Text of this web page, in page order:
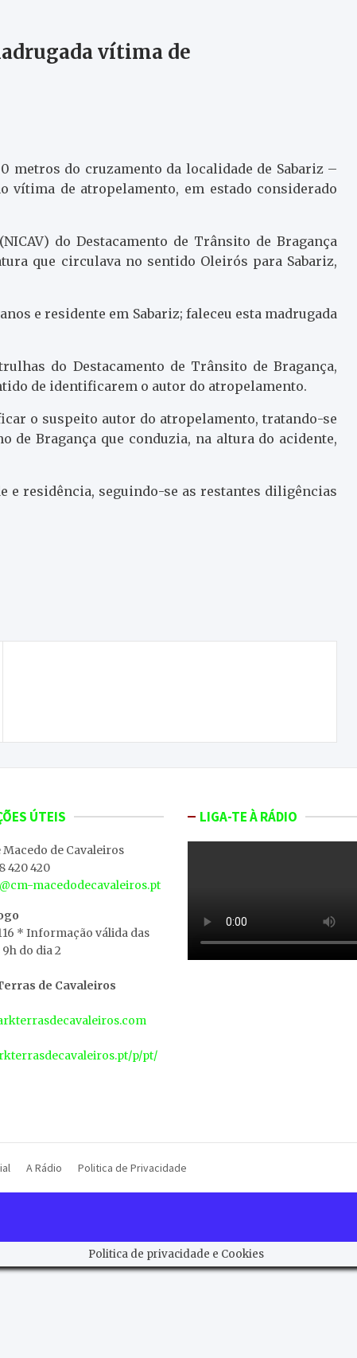
vítima de
metros do cruzamento da localidade de Sabariz –
vítima de atropelamento, em estado considerado
do Destacamento de Trânsito de Bragança
que circulava no sentido Oleirós para Sabariz,
e residente em Sabariz; faleceu esta madrugada
do Destacamento de Trânsito de Bragança,
de identificarem o autor do atropelamento.
o suspeito autor do atropelamento, tratando-se
de Bragança que conduzia, na altura do acidente,
residência, seguindo-se as restantes diligências
ÚTEIS
de Cavaleiros
420 420
macedodecavaleiros.pt
* Informação válida das
9h do dia 2
de Cavaleiros
p/pt/
LIGA-TE À RÁDIO
A Rádio Politica de Privacidade
Politica de privacidade e Cookies